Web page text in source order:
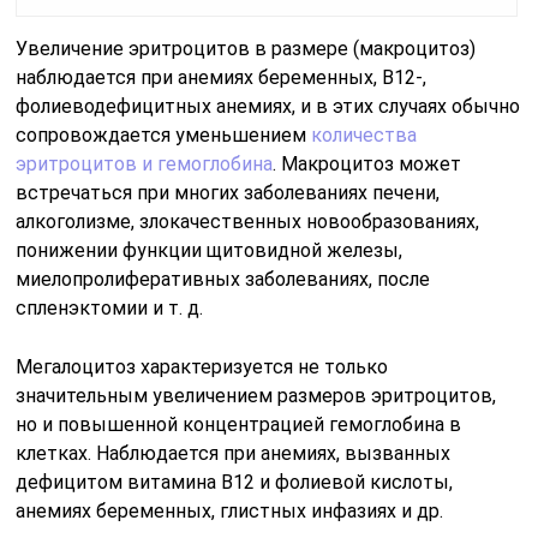
Увеличение эритроцитов в размере (макроцитоз)
наблюдается при анемиях беременных, В12-,
фолиеводефицитных анемиях, и в этих случаях обычно
сопровождается уменьшением количества
эритроцитов и гемоглобина. Макроцитоз может
встречаться при многих заболеваниях печени,
алкоголизме, злокачественных новообразованиях,
понижении функции щитовидной железы,
миелопролиферативных заболеваниях, после
спленэктомии и т. д.
Мегалоцитоз характеризуется не только
значительным увеличением размеров эритроцитов,
но и повышенной концентрацией гемоглобина в
клетках. Наблюдается при анемиях, вызванных
дефицитом витамина В12 и фолиевой кислоты,
анемиях беременных, глистных инфазиях и др.